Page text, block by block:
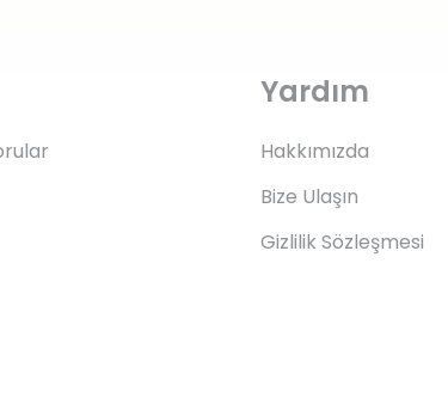
Yardım
Hakkımızda
Bize Ulaşın
Gizlilik Sözleşmesi